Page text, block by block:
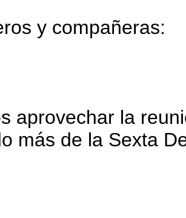
y compañeras:
aprovechar la
más de la Sexta